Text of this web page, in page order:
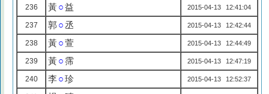
236 黃○益 2015-04-13 12:41:04
237 郭 ○丞 2015-04-13 12:42:44
238 黃○萱 2015-04-13 12:44:49
239 黃○霈 2015-04-13 12:47:19
240 李○珍 2015-04-13 12:52:37